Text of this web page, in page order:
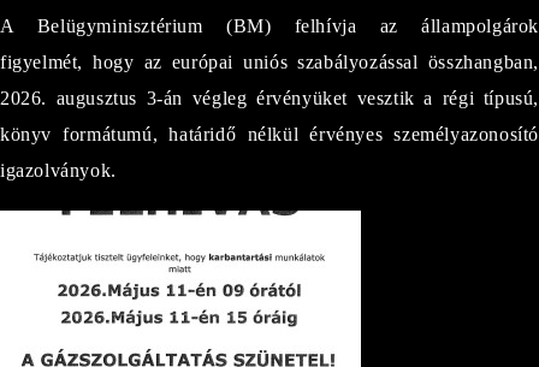
A Belügyminisztérium (BM) felhívja az állampolgárok
figyelmét, hogy az európai uniós szabályozással összhangban,
2026. augusztus 3-án végleg érvényüket vesztik a régi típusú,
könyv formátumú, határidő nélkül érvényes személyazonosító
igazolványok.